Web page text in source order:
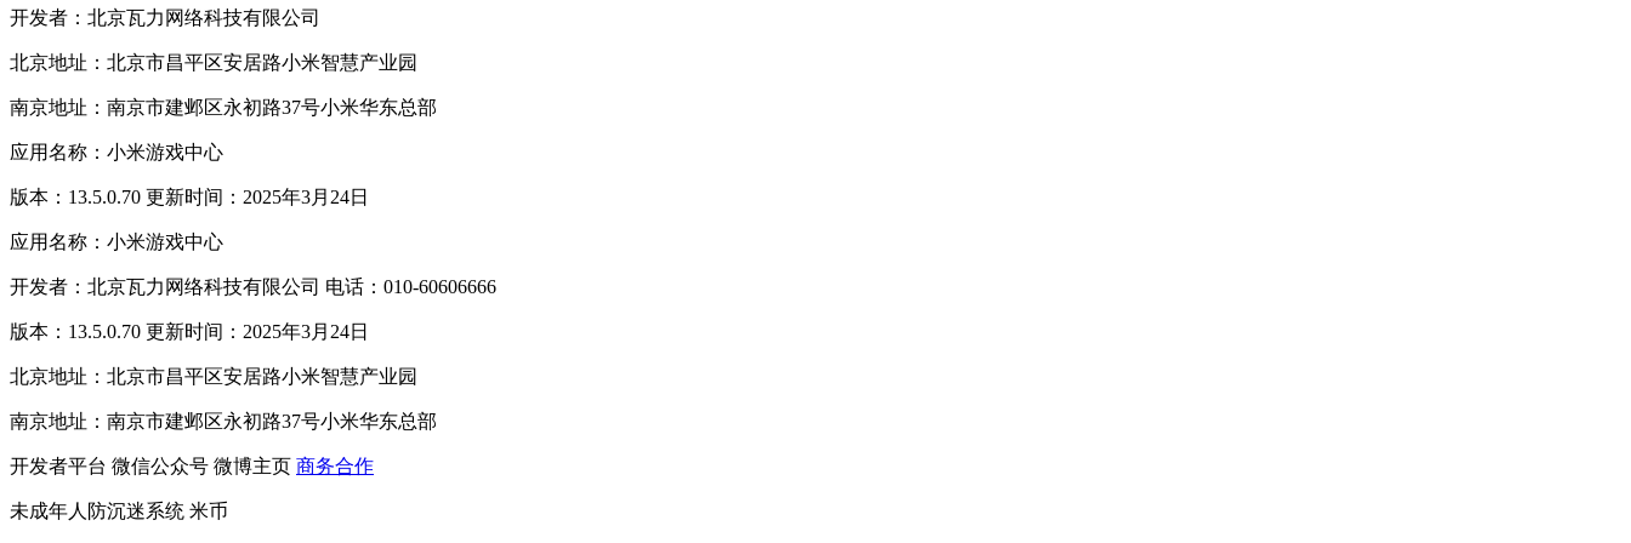
开发者：北京瓦力网络科技有限公司
北京地址：北京市昌平区安居路小米智慧产业园
南京地址：南京市建邺区永初路37号小米华东总部
应用名称：小米游戏中心
版本：13.5.0.70 更新时间：2025年3月24日
应用名称：小米游戏中心
开发者：北京瓦力网络科技有限公司 电话：010-60606666
版本：13.5.0.70 更新时间：2025年3月24日
北京地址：北京市昌平区安居路小米智慧产业园
南京地址：南京市建邺区永初路37号小米华东总部
开发者平台 微信公众号 微博主页 商务合作
未成年人防沉迷系统 米币